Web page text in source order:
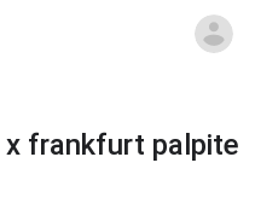
x frankfurt palpite